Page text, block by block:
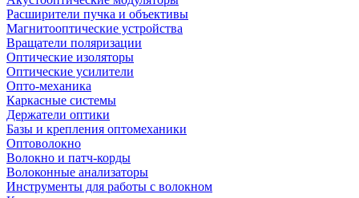
Расширители пучка и объективы
Магнитооптические устройства
Вращатели поляризации
Оптические изоляторы
Оптические усилители
Опто-механика
Каркасные системы
Держатели оптики
Базы и крепления оптомеханики
Оптоволокно
Волокно и патч-корды
Волоконные анализаторы
Инструменты для работы с волокном